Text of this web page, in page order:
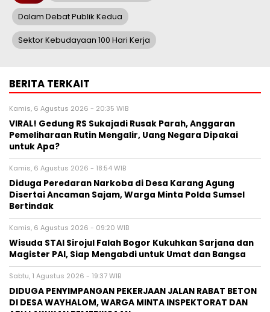
Dalam Debat Publik Kedua
Sektor Kebudayaan 100 Hari Kerja
BERITA TERKAIT
Kamis, 6 Agustus 2026 - 20:35 WIB
VIRAL! Gedung RS Sukajadi Rusak Parah, Anggaran
Pemeliharaan Rutin Mengalir, Uang Negara Dipakai
untuk Apa?
Kamis, 6 Agustus 2026 - 18:54 WIB
Diduga Peredaran Narkoba di Desa Karang Agung
Disertai Ancaman Sajam, Warga Minta Polda Sumsel
Bertindak
Kamis, 6 Agustus 2026 - 09:20 WIB
Wisuda STAI Sirojul Falah Bogor Kukuhkan Sarjana dan
Magister PAI, Siap Mengabdi untuk Umat dan Bangsa
Sabtu, 1 Agustus 2026 - 19:37 WIB
DIDUGA PENYIMPANGAN PEKERJAAN JALAN RABAT BETON
DI DESA WAYHALOM, WARGA MINTA INSPEKTORAT DAN